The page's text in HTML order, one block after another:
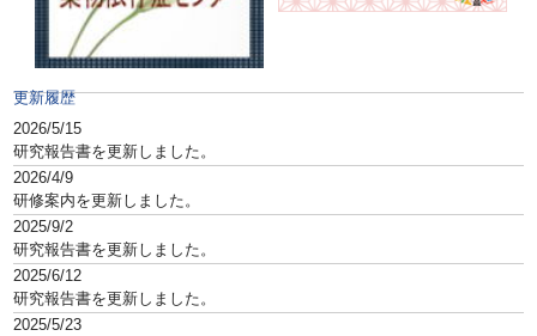
更新履歴
2026/5/15
研究報告書を更新しました。
2026/4/9
研修案内を更新しました。
2025/9/2
研究報告書を更新しました。
2025/6/12
研究報告書を更新しました。
2025/5/23